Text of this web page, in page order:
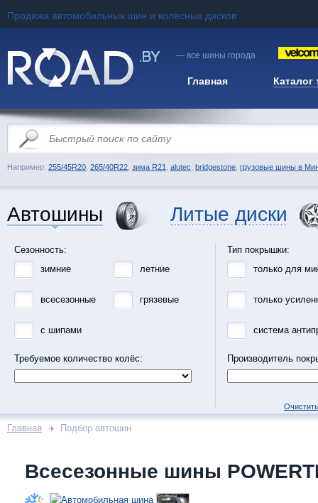
Продажа автомобильных шин и колёсных дисков
— все шины города
Главная Каталог
Например: 255/45R20 265/40R22 зима R21 alutec bridgestone грузовые шины в
Автошины Литые диски
Сезонность:
зимние
летние
всесезонные грязевые
с шипами
Требуемое количество колёс:
Тип покрышки:
только для
только
система
Производитель
Главная Подбор автошин
Всесезонные шины